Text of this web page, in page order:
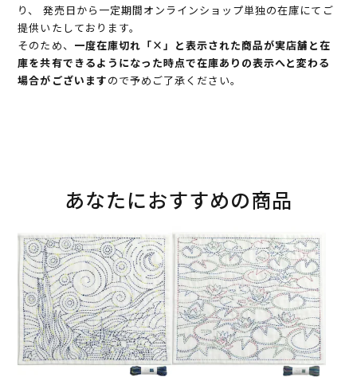
り、 発売日から一定期間オンラインショップ単独の在庫にてご
提供いたしております。
そのため、 一度在庫切れ「×」と表示された商品が実店舗と在
庫を共有できるようになった時点で在庫ありの表示へと変わる
場合がございますので予めご了承ください。
あなたにおすすめの商品